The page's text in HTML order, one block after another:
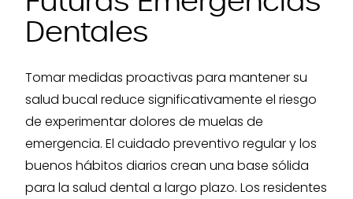
Dentales
Tomar medidas proactivas para mantener su
salud bucal reduce significativamente el riesgo
de experimentar dolores de muelas de
emergencia. El cuidado preventivo regular y los
buenos hábitos diarios crean una base sólida
para la salud dental a largo plazo. Los residentes